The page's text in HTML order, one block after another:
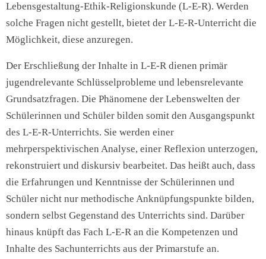
Lebensgestaltung-Ethik-Religionskunde (L-E-R). Werden
solche Fragen nicht gestellt, bietet der L-E-R-Unterricht die
Möglichkeit, diese anzuregen.
Der Erschließung der Inhalte in L-E-R dienen primär
jugendrelevante Schlüsselprobleme und lebensrelevante
Grundsatzfragen. Die Phänomene der Lebenswelten der
Schülerinnen und Schüler bilden somit den Ausgangspunkt
des L-E-R-Unterrichts. Sie werden einer
mehrperspektivischen Analyse, einer Reflexion unterzogen,
rekonstruiert und diskursiv bearbeitet. Das heißt auch, dass
die Erfahrungen und Kenntnisse der Schülerinnen und
Schüler nicht nur methodische Anknüpfungspunkte bilden,
sondern selbst Gegenstand des Unterrichts sind. Darüber
hinaus knüpft das Fach L-E-R an die Kompetenzen und
Inhalte des Sachunterrichts aus der Primarstufe an.